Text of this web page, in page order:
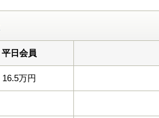
平日会員
16.5万円